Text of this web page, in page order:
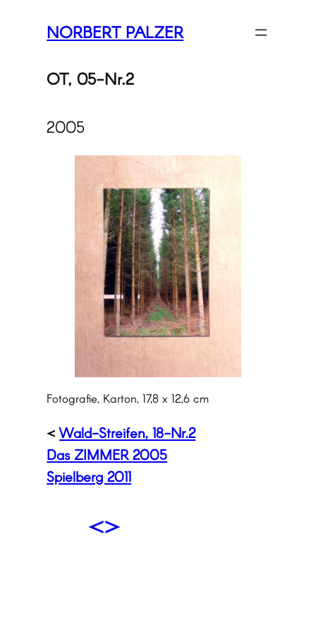
NORBERT PALZER
OT, 05-Nr.2
2005
Fotografie, Karton, 17,8 x 12,6 cm
<Wald-Streifen, 18-Nr.2
Das ZIMMER 2005
Spielberg 2011
<>